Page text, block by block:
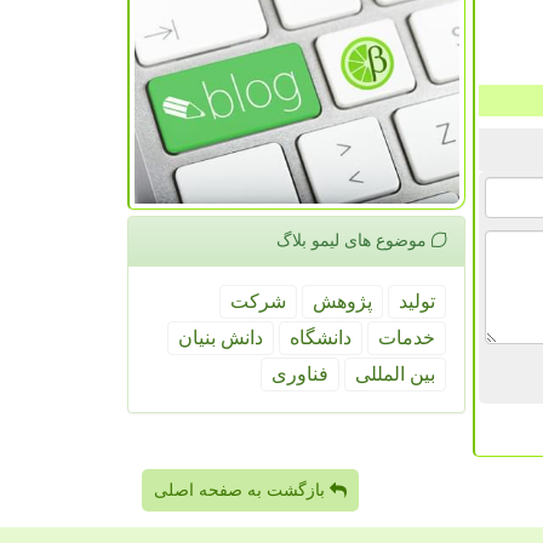
موضوع های لیمو بلاگ
تولید پژوهش
شركت
خدمات
دانشگاه
دانش بنیان
بین المللی
فناوری
بازگشت به صفحه اصلی